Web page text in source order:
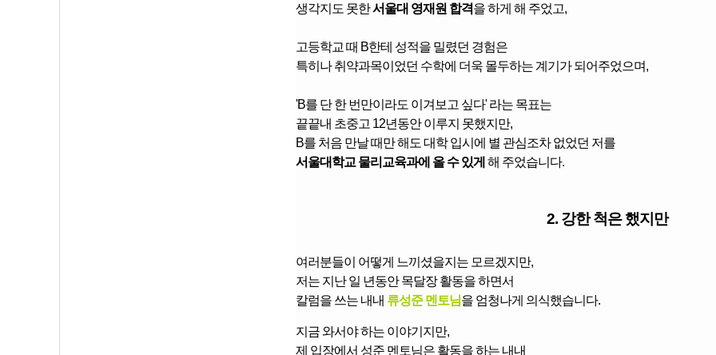
생각지도 못한서울대 영재원 합격을 하게 해 주었고,
고등학교 때 B한테 성적을 밀렸던 경험은
특히나 취약과목이었던 수학에 더욱 몰두하는 계기가 되어주었으며,
'B를 단 한 번만이라도 이겨보고 싶다' 라는 목표는
끝끝내 초중고 12년동안 이루지 못했지만,
B를 처음 만날 때만 해도 대학 입시에 별 관심조차 없었던 저를
서울대학교 물리교육과에 올 수 있게 해 주었습니다.
2. 강한 척은 했지만
여러분들이 어떻게 느끼셨을지는 모르겠지만,
저는 지난 일 년동안 목달장 활동을 하면서
칼럼을 쓰는 내내 류성준멘토님을 엄청나게 의식했습니다.
지금 와서야 하는 이야기지만,
제 입장에서 성준 멘토님은 활동을 하는 내내